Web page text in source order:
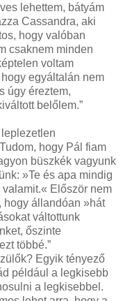
lehettem, bátyám
Cassandra, aki
hogy valóban
csaknem minden
voltam
egyáltalán nem
úgy éreztem,
belőlem.”
hogy Pál fiam
büszkék vagyunk
»Te és apa mindig
Először nem
hogy állandóan »hát
váltottunk
őszinte
többé.”
Egyik tényező
például a legkisebb
a legkisebbel.